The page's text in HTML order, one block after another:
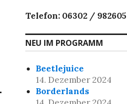
Telefon: 06302 / 982605
NEU IM PROGRAMM
Beetlejuice
14. Dezember 2024
Borderlands